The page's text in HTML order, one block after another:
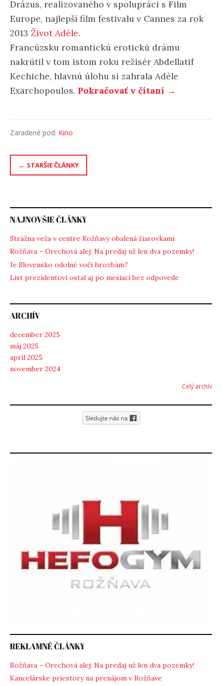
Drázus, realizovaného v spolupráci s Film
Europe, najlepší film festivalu v Cannes za rok
2013 Život Adéle.
Francúzsku romantickú erotickú drámu
nakrútil v tom istom roku režisér Abdellatif
Kechiche, hlavnú úlohu si zahrala Adèle
Exarchopoulos. Pokračovať v čítaní →
Zaradené pod: Kino
Navigácia
STARŠIE ČLÁNKY
NAJNOVŠIE ČLÁNKY
Strážna veža v centre Rožňavy obalená žiarovkami
Rožňava – Orechová alej: Na predaj už len dva pozemky!
Je Slovensko odolné voči hrozbám?
List prezidentovi ostal aj po mesiaci bez odpovede
ARCHÍV
december 2025
máj 2025
apríl 2025
november 2024
Celý archív
REKLAMNÉ ČLÁNKY
Rožňava – Orechová alej: Na predaj už len dva pozemky!
Kancelárske priestory na prenájom v Rožňave